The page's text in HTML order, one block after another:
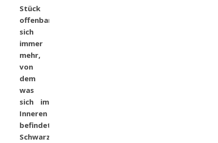
Stück
offenbart
sich
immer
mehr,
von
dem
was
sich im
Inneren
befindet:
Schwarze